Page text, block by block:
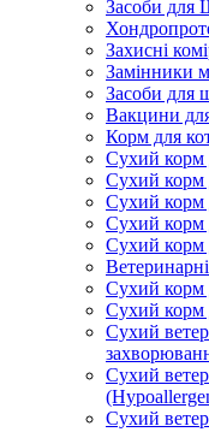
Засоби для
Захисні
Замінники
Засоби для
Вакцини
Корм для
Сухий корм
Сухий корм
Сухий корм
Сухий корм
Сухий корм
Сухий корм
Сухий корм
Сухий
Сухий
Сухий